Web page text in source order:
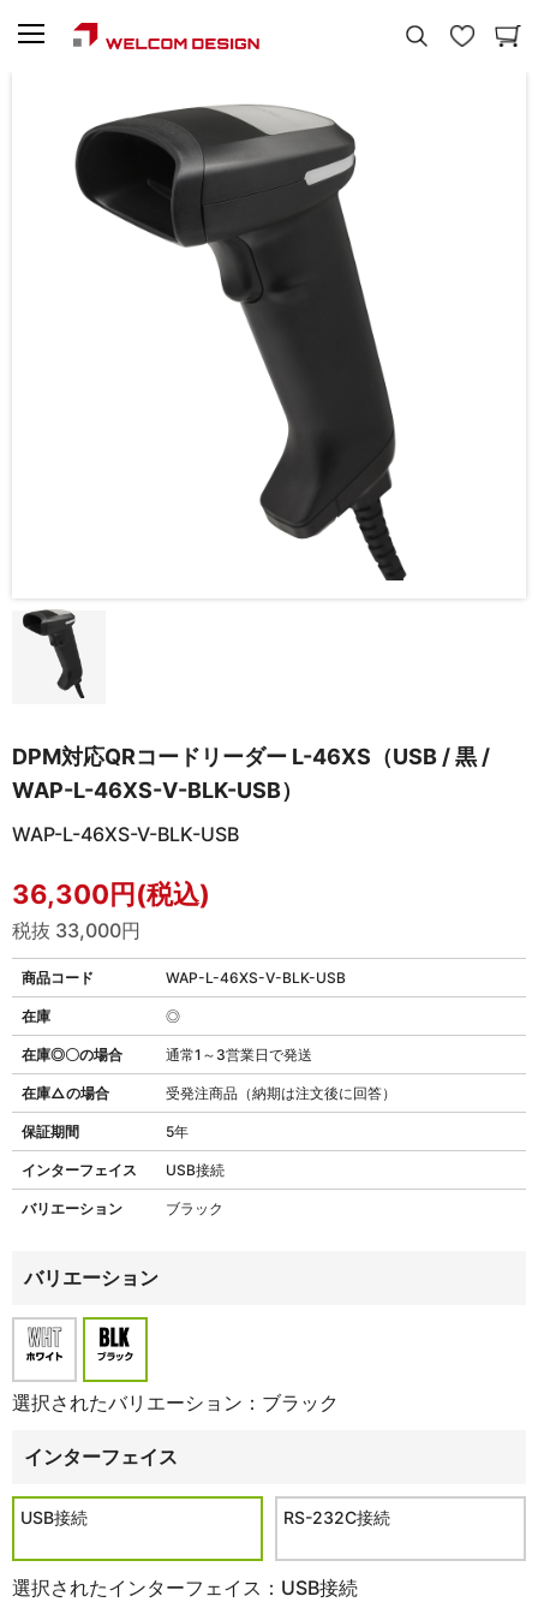
DPM対応QRコードリーダー L-46XS（USB / 黒 /
WAP-L-46XS-V-BLK-USB）
WAP-L-46XS-V-BLK-USB
36,300円(税込)
税抜 33,000円
商品コード WAP-L-46XS-V-BLK-USB
在庫◎〇の場合 通常1～3営業日で発送
在庫△の場合 受発注商品（納期は注文後に回答）
保証期間 5年
インターフェイス USB接続
バリエーション ブラック
在庫 ◎
バリエーション
選択されたバリエーション：ブラック
インターフェイス
USB接続 RS-232C接続
選択されたインターフェイス：USB接続